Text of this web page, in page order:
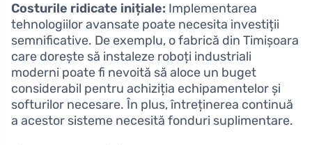
Costurile ridicate inițiale: Implementarea
tehnologiilor avansate poate necesita investiții
semnificative. De exemplu, o fabrică din Timișoara
care dorește să instaleze roboți industriali
moderni poate fi nevoită să aloce un buget
considerabil pentru achiziția echipamentelor și
softurilor necesare. În plus, întreținerea continuă
a acestor sisteme necesită fonduri suplimentare.